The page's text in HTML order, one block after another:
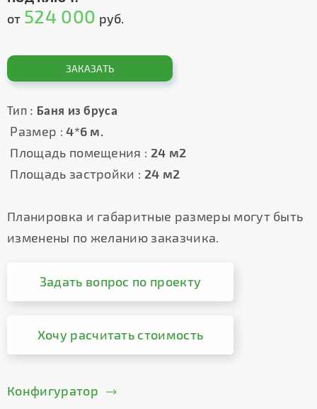
от 524 000 руб.
ЗАКАЗАТЬ
Тип : Баня из бруса
Размер : 4*6 м.
Площадь помещения : 24 м2
Площадь застройки : 24 м2
Планировка и габаритные размеры могут быть
изменены по желанию заказчика.
Задать вопрос по проекту
Хочу расчитать стоимость
Конфигуратор